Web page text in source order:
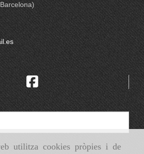
utilitza cookies pròpies i de